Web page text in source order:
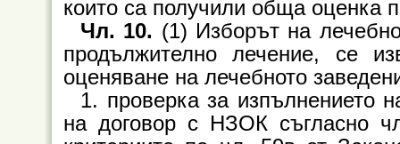
които са получили обща оценка
Чл. 10. (1) Изборът на
продължително лечение, се
оценяване на лечебното
1. проверка за изпълнението
на договор с НЗОК съгласно